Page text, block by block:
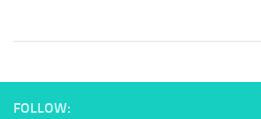
FOLLOW: